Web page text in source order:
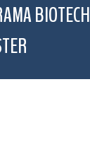
BIOTECH